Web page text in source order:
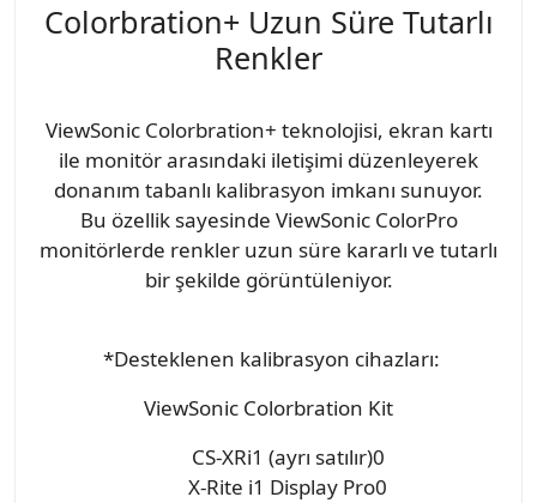
Colorbration+ Uzun Süre Tutarlı
Renkler
ViewSonic Colorbration+ teknolojisi, ekran kartı
ile monitör arasındaki iletişimi düzenleyerek
donanım tabanlı kalibrasyon imkanı sunuyor.
Bu özellik sayesinde ViewSonic ColorPro
monitörlerde renkler uzun süre kararlı ve tutarlı
bir şekilde görüntüleniyor.
*Desteklenen kalibrasyon cihazları:
ViewSonic Colorbration Kit
CS-XRi1 (ayrı satılır)0
X-Rite i1 Display Pro0